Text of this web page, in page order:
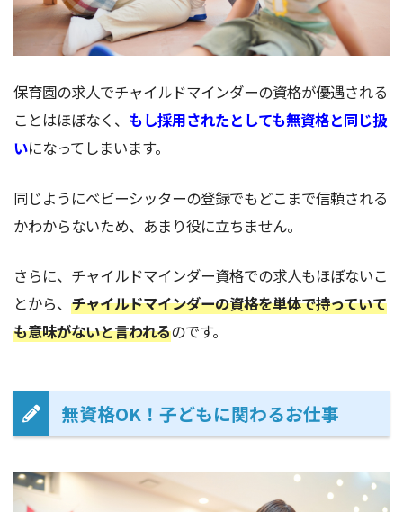
保育園の求人でチャイルドマインダーの資格が優遇される
ことはほぼなく、 もし採用されたとしても無資格と同じ扱
いになってしまいます。
同じようにベビーシッターの登録でもどこまで信頼される
かわからないため、あまり役に立ちません。
さらに、チャイルドマインダー資格での求人もほぼないこ
とから、 チャイルドマインダーの資格を単体で持っていて
も意味がないと言われるのです。
無資格OK！子どもに関わるお仕事